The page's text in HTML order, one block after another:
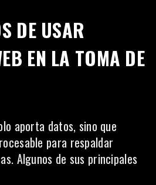
DE USAR
EN LA TOMA DE
aporta datos, sino que
para respaldar
Algunos de sus principales